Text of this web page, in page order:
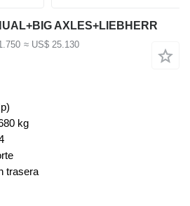
AXLES+LIEBHERR
≈ US$ 25.130
kg
trasera